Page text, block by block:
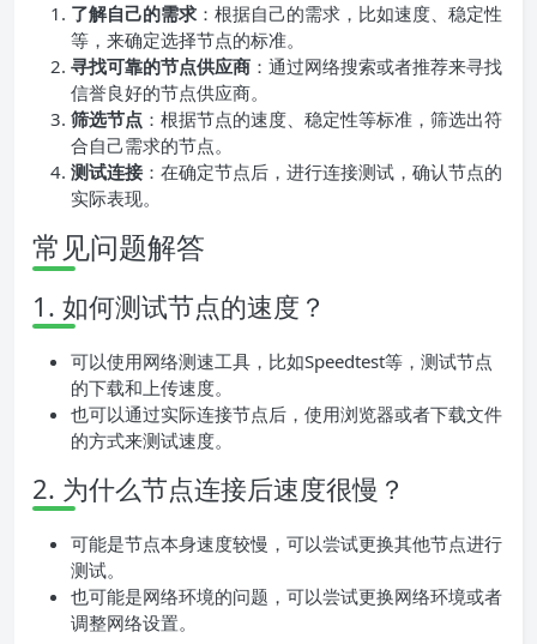
了解自己的需求 ：根据自己的需求，比如速度、稳定性
等，来确定选择节点的标准。
寻找可靠的节点供应商 ：通过网络搜索或者推荐来寻找
信誉良好的节点供应商。
筛选节点 ：根据节点的速度、稳定性等标准，筛选出符
合自己需求的节点。
测试连接 ：在确定节点后，进行连接测试，确认节点的
实际表现。
常见问题解答
1. 如何测试节点的速度？
可以使用网络测速工具，比如Speedtest等，测试节点
的下载和上传速度。
也可以通过实际连接节点后，使用浏览器或者下载文件
的方式来测试速度。
2. 为什么节点连接后速度很慢？
可能是节点本身速度较慢，可以尝试更换其他节点进行
测试。
也可能是网络环境的问题，可以尝试更换网络环境或者
调整网络设置。